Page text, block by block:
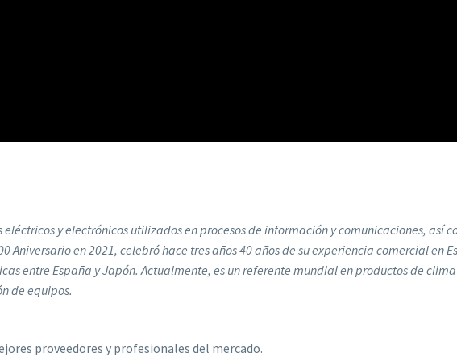
y electrónicos utilizados en procesos de información y comunicaciones, así
en 2021, celebró hace tres años 40 años de su experiencia comercial en
entre España y Japón. Actualmente, es un referente mundial en productos de
de equipos.
proveedores y profesionales del mercado.